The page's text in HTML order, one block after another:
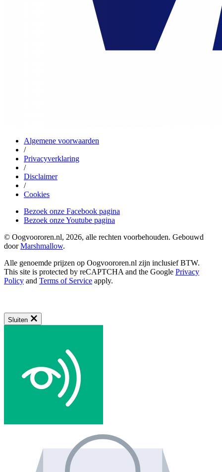
Algemene voorwaarden
/
Privacyverklaring
/
Disclaimer
/
Cookies
Bezoek onze Facebook pagina
Bezoek onze Youtube pagina
© Oogvoororen.nl, 2026, alle rechten voorbehouden. Gebouwd
doorMarshmallow.
Alle genoemde prijzen op Oogvoororen.nl zijn inclusief BTW.
This site is protected by reCAPTCHA and the Google Privacy
Policy and Terms of Service apply.
Sluiten